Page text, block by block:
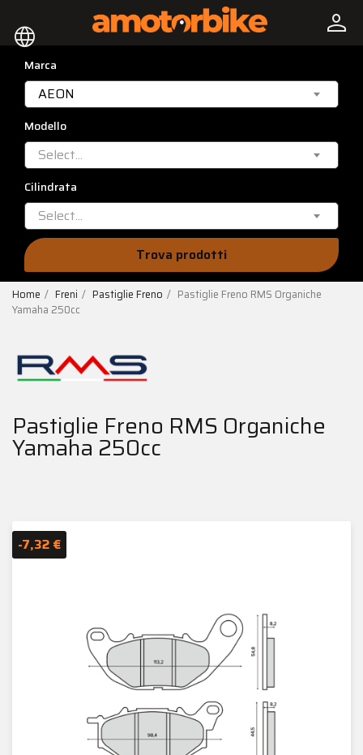
language person
Marca
AEON
Modello
Select...
Cilindrata
Select...
Trova prodotti
Home Freni Pastiglie Freno
Pastiglie Freno RMS Organiche
Yamaha 250cc
Pastiglie Freno RMS Organiche
Yamaha 250cc
-7,32 €